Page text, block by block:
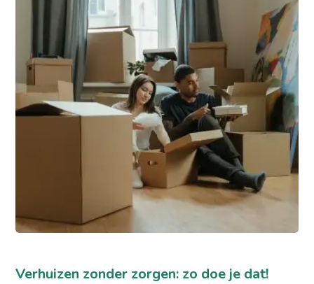
Verhuizen zonder zorgen: zo doe je dat!